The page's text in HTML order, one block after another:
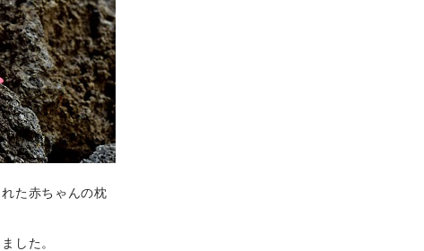
た赤ちゃんの枕
した。